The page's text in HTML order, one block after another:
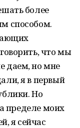
более
способом.
что мы
даем, но мне
я в первый
Но
пределе моих
я сейчас